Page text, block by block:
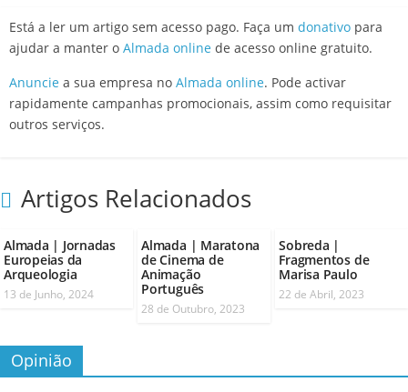
Está a ler um artigo sem acesso pago. Faça um donativo para
ajudar a manter o Almada online de acesso online gratuito.
Anuncie a sua empresa no Almada online. Pode activar
rapidamente campanhas promocionais, assim como requisitar
outros serviços.
Artigos Relacionados
Almada | Jornadas
Europeias da
Arqueologia
13 de Junho, 2024
Almada | Maratona
de Cinema de
Animação
Português
28 de Outubro, 2023
Sobreda |
Fragmentos de
Marisa Paulo
22 de Abril, 2023
Opinião